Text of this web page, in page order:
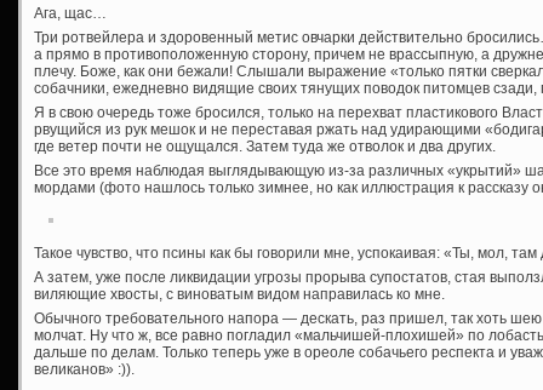
Ага, щас…
Три ротвейлера и здоровенный метис овчарки действительно
а прямо в противоположенную сторону, причем не врассыпную, а
плечу. Боже, как они бежали! Слышали выражение «только пятки
собачники, ежедневно видящие своих тянущих поводок питомцев сзади,
Я в свою очередь тоже бросился, только на перехват пластикового
рвущийся из рук мешок и не переставая ржать над удирающими
где ветер почти не ощущался. Затем туда же отволок и два других.
Все это время наблюдая выглядывающую из-за различных «укрытий»
мордами (фото нашлось только зимнее, но как иллюстрация к рассказу
Такое чувство, что псины как бы говорили мне, успокаивая: «Ты, мол,
А затем, уже после ликвидации угрозы прорыва супостатов, стая
виляющие хвосты, с виноватым видом направилась ко мне.
Обычного требовательного напора — дескать, раз пришел, так хоть
молчат. Ну что ж, все равно погладил «мальчишей-плохишей» по
дальше по делам. Только теперь уже в ореоле собачьего респекта и
великанов» :)).